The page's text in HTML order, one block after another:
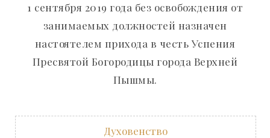
1 сентября 2019 года без освобождения от
занимаемых должностей назначен
настоятелем прихода в честь Успения
Пресвятой Богородицы города Верхней
Пышмы.
Духовенство